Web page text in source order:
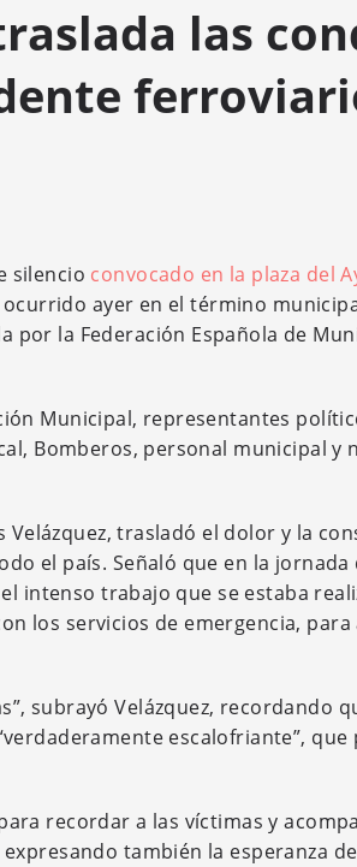
las
silencio convocado en la plaza del
ayer en el término
por la Federación Española de
Municipal, representantes
Bomberos, personal municipal y
trasladó el dolor y la
el país. Señaló que en la
intenso trabajo que se estaba
los servicios de emergencia,
subrayó Velázquez, recordando
escalofriante”,
recordar a las víctimas y
también la esperanza